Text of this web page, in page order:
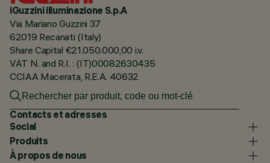
iGuzzini illuminazione S.p.A
Via Mariano Guzzini 37
62019 Recanati (Italy)
Share Capital €21.050.000,00 i.v.
VAT N. and R.I. : (IT)00082630435
CCIAA Macerata, R.E.A. 40632
Contacts et adresses
Social
Produits
À propos de nous